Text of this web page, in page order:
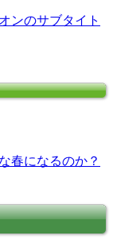
ンのサブタイト
春になるのか？